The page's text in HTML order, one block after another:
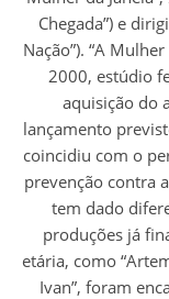
Chegada”) e
Nação”). “A
2000, estúdio
aquisição do
lançamento
coincidiu com o
prevenção contra
tem dado
produções já
etária, como
Ivan”, foram